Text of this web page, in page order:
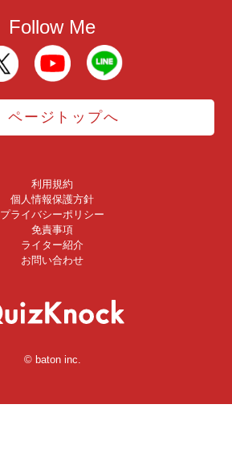
Follow Me
ページトップへ
利用規約
個人情報保護方針
プライバシーポリシー
免責事項
ライター紹介
お問い合わせ
© baton inc.